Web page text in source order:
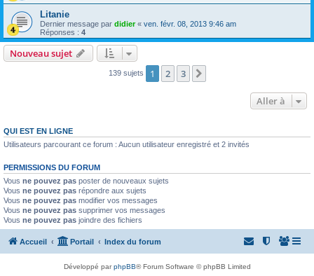
Litanie
Dernier message par didier« ven. févr. 08, 2013 9:46 am
Réponses : 4
Nouveau sujet
139 sujets 1 2 3
Aller à
QUI EST EN LIGNE
Utilisateurs parcourant ce forum : Aucun utilisateur enregistré et 2 invités
PERMISSIONS DU FORUM
Vous ne pouvez pas poster de nouveaux sujets
Vous ne pouvez pas répondre aux sujets
Vous ne pouvez pas modifier vos messages
Vous ne pouvez pas supprimer vos messages
Vous ne pouvez pas joindre des fichiers
Accueil Portail Index du forum
Développé parphpBB® Forum Software © phpBB Limited